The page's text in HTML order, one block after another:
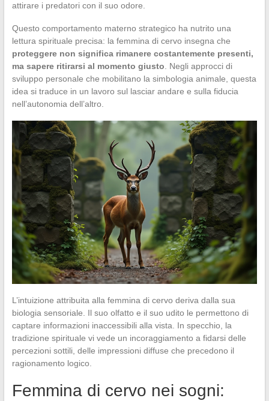
attirare i predatori con il suo odore.
Questo comportamento materno strategico ha nutrito una
lettura spirituale precisa: la femmina di cervo insegna che
proteggere non significa rimanere costantemente presenti,
ma sapere ritirarsi al momento giusto . Negli approcci di
sviluppo personale che mobilitano la simbologia animale, questa
idea si traduce in un lavoro sul lasciar andare e sulla fiducia
nell’autonomia dell’altro.
L’intuizione attribuita alla femmina di cervo deriva dalla sua
biologia sensoriale. Il suo olfatto e il suo udito le permettono di
captare informazioni inaccessibili alla vista. In specchio, la
tradizione spirituale vi vede un incoraggiamento a fidarsi delle
percezioni sottili, delle impressioni diffuse che precedono il
ragionamento logico.
Femmina di cervo nei sogni: